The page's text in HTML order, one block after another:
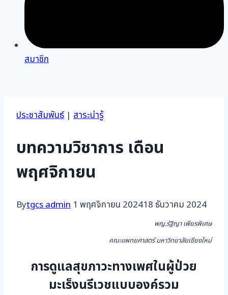
สมาชิก
ประชาสัมพันธ์| สาระน่ารู้
บทความวิชาการ เดือน
พฤศจิกายน
Bytgcs admin 1 พฤศจิกายน 202418 ธันวาคม 2024
พญ.รัฐิญา เพียรพิเศษ
คณะแพทยศาสตร์ มหาวิทยาลัยเชียงใหม่
การดูแลสุขภาวะทางเพศในผู้ป่วย
มะเร็งนรีเวชแบบองค์รวม